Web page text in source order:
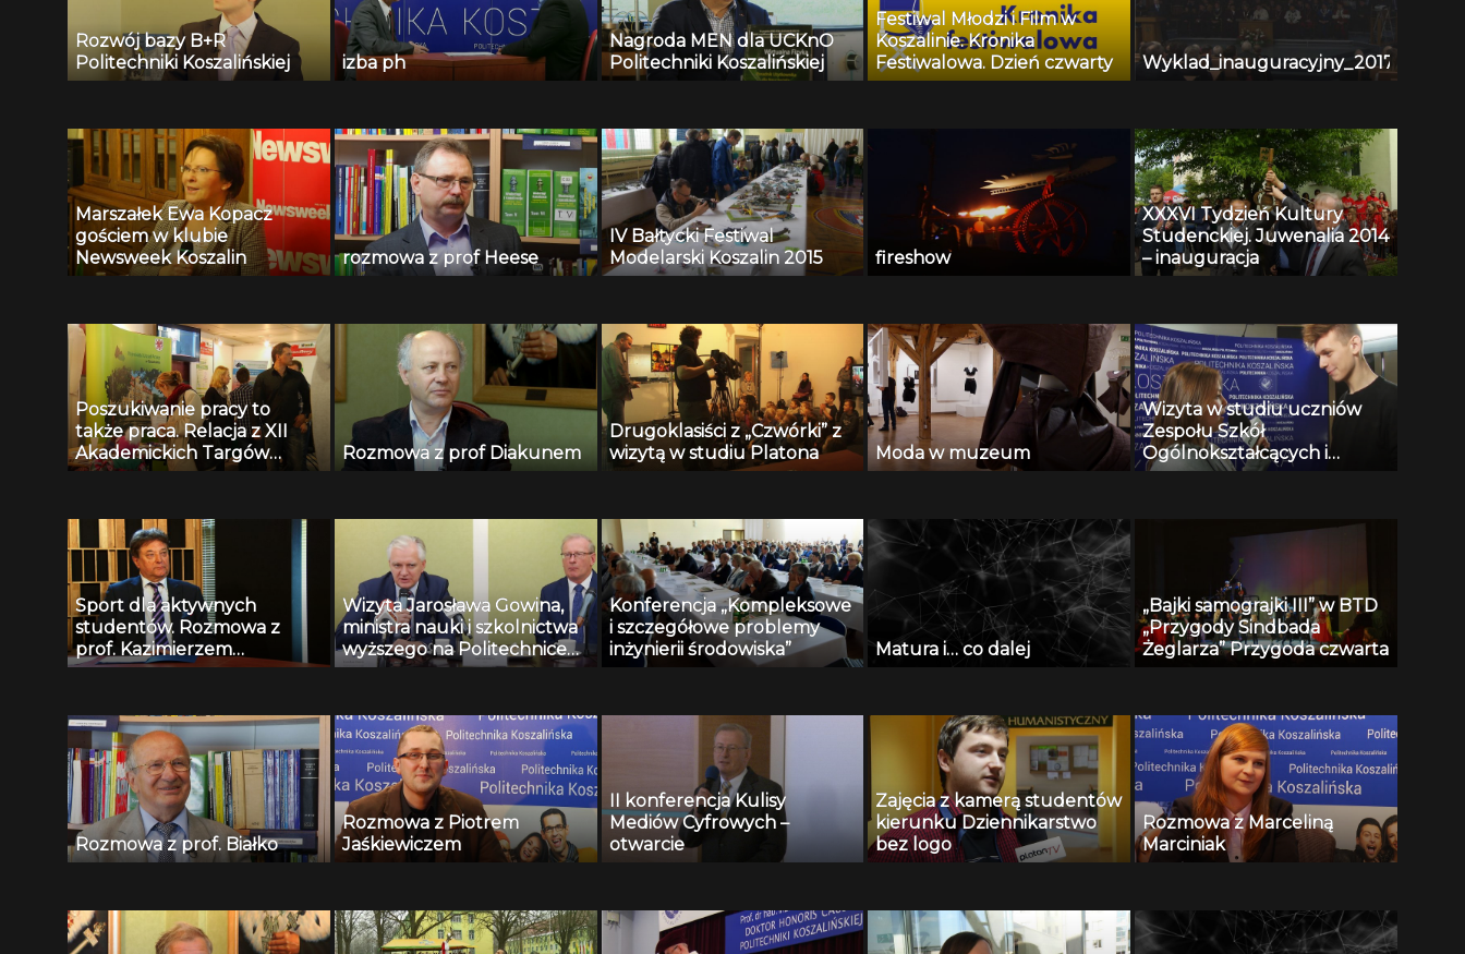
Rozwój bazy B+R
Politechniki Koszalińskiej
izba ph
Nagroda MEN dla UCKnO
Politechniki Koszalińskiej
Festiwal Młodzi i Film w
Koszalinie. Kronika
Festiwalowa. Dzień czwarty
Wyklad_inauguracyjny_2017
Marszałek Ewa Kopacz
gościem w klubie
Newsweek Koszalin
rozmowa z prof Heese
IV Bałtycki Festiwal
Modelarski Koszalin 2015
fireshow
XXXVI Tydzień Kultury
Studenckiej. Juwenalia 2014
– inauguracja
Poszukiwanie pracy to
także praca. Relacja z XII
Akademickich Targów
Pracy Politechniki
Rozmowa z prof Diakunem
Drugoklasiści z „Czwórki” z
wizytą w studiu Platona
Moda w muzeum
Wizyta w studiu uczniów
Zespołu Szkół
Ogólnokształcących i
Technicznych w Miastku
Sport dla aktywnych
studentów. Rozmowa z
prof. Kazimierzem
Szymańskim
Wizyta Jarosława Gowina,
ministra nauki i szkolnictwa
wyższego na Politechnice
Koszalińskiej
Konferencja „Kompleksowe
i szczegółowe problemy
inżynierii środowiska”
Matura i… co dalej
„Bajki samograjki III” w BTD
„Przygody Sindbada
Żeglarza” Przygoda czwarta
Rozmowa z prof. Białko
Rozmowa z Piotrem
Jaśkiewiczem
II konferencja Kulisy
Mediów Cyfrowych –
otwarcie
Zajęcia z kamerą studentów
kierunku Dziennikarstwo
bez logo
Rozmowa z Marceliną
Marciniak